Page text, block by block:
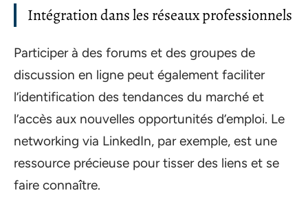
Intégration dans les réseaux professionnels
Participer à des forums et des groupes de
discussion en ligne peut également faciliter
l’identification des tendances du marché et
l’accès aux nouvelles opportunités d’emploi. Le
networking via LinkedIn, par exemple, est une
ressource précieuse pour tisser des liens et se
faire connaître.